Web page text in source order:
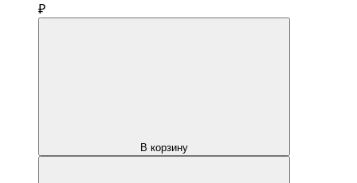
₽
В корзину